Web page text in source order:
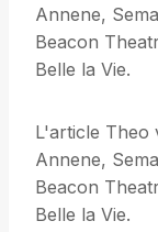
Annene,
Beacon
Belle la Vie.
L'article Theo
Annene,
Beacon
Belle la Vie.